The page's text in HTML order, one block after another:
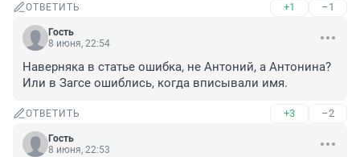
ОТВЕТИТЬ +1 –1
Гость
8 июня, 22:54
Наверняка в статье ошибка, не Антоний, а Антонина?
Или в Загсе ошиблись, когда вписывали имя.
ОТВЕТИТЬ +3 –2
Гость
8 июня, 22:53